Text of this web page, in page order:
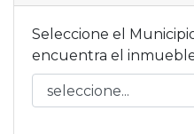
Seleccione el
encuentra el